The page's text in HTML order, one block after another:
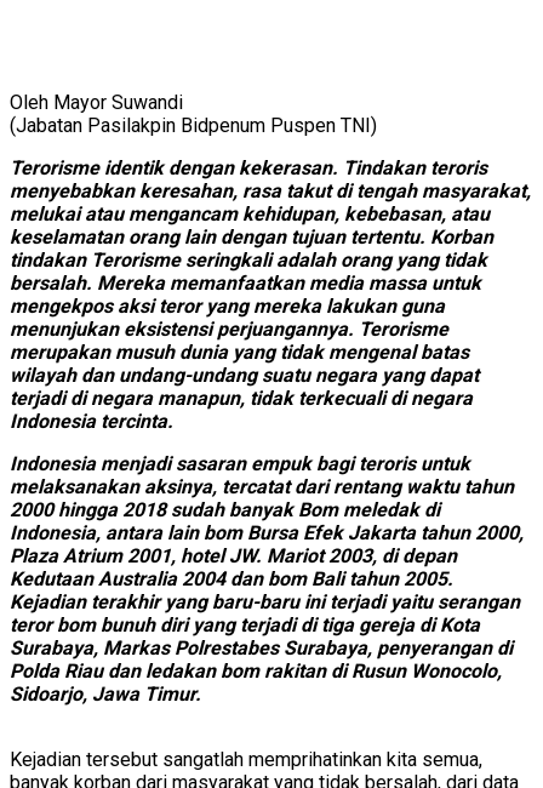
Oleh Mayor Suwandi
(Jabatan Pasilakpin Bidpenum Puspen TNI)
Terorisme identik dengan kekerasan. Tindakan teroris
menyebabkan keresahan, rasa takut di tengah masyarakat,
melukai atau mengancam kehidupan, kebebasan, atau
keselamatan orang lain dengan tujuan tertentu. Korban
tindakan Terorisme seringkali adalah orang yang tidak
bersalah. Mereka memanfaatkan media massa untuk
mengekpos aksi teror yang mereka lakukan guna
menunjukan eksistensi perjuangannya. Terorisme
merupakan musuh dunia yang tidak mengenal batas
wilayah dan undang-undang suatu negara yang dapat
terjadi di negara manapun, tidak terkecuali di negara
Indonesia tercinta.
Indonesia menjadi sasaran empuk bagi teroris untuk
melaksanakan aksinya, tercatat dari rentang waktu tahun
2000 hingga 2018 sudah banyak Bom meledak di
Indonesia, antara lain bom Bursa Efek Jakarta tahun 2000,
Plaza Atrium 2001, hotel JW. Mariot 2003, di depan
Kedutaan Australia 2004 dan bom Bali tahun 2005.
Kejadian terakhir yang baru-baru ini terjadi yaitu serangan
teror bom bunuh diri yang terjadi di tiga gereja di Kota
Surabaya, Markas Polrestabes Surabaya, penyerangan di
Polda Riau dan ledakan bom rakitan di Rusun Wonocolo,
Sidoarjo, Jawa Timur.
Kejadian tersebut sangatlah memprihatinkan kita semua,
banyak korban dari masyarakat yang tidak bersalah, dari data